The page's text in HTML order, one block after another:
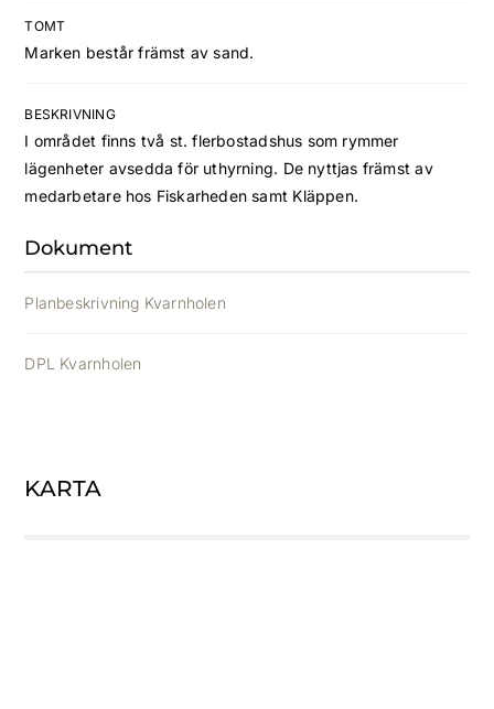
TOMT
Marken består främst av sand.
BESKRIVNING
I området finns två st. flerbostadshus som rymmer
lägenheter avsedda för uthyrning. De nyttjas främst av
medarbetare hos Fiskarheden samt Kläppen.
Dokument
Planbeskrivning Kvarnholen
DPL Kvarnholen
KARTA